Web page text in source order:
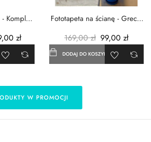
Komplet
zł
Fototapeta na ścianę - Grecja
169,00 zł 99,00 zł
DODAJ DO KOSZYKA
W PROMOCJI